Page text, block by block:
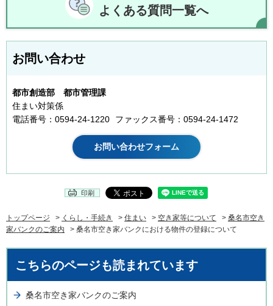
よくある質問一覧へ
お問い合わせ
都市創造部 都市管理課
住まい対策係
電話番号：0594-24-1220
ファックス番号：0594-24-1472
印刷
トップページ > くらし・手続き > 住まい > 空き家等について > 桑名市空き
家バンクのご案内
> 桑名市空き家バンクにおける物件の登録について
こちらのページも読まれています
桑名市空き家バンクのご案内